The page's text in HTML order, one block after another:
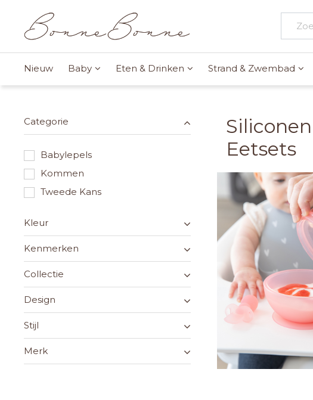
Nieuw Baby Eten & Drinken Strand & Zwembad
Categorie
Babylepels
Kommen
Tweede Kans
Kleur
Kenmerken
Collectie
Design
Stijl
Merk
Eetsets